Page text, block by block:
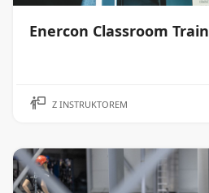
Enercon Classroom
WIĘCEJ
Z INSTRUKTOREM